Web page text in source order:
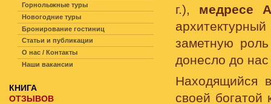
г.), медресе
заметную
донесло до
Находящийся
своей богатой
Горнолыжные туры
Новогодние туры
Бронирование гостиниц
Статьи и публикации
О нас / Контакты
Наши вакансии
КНИГА
ОТЗЫВОВ